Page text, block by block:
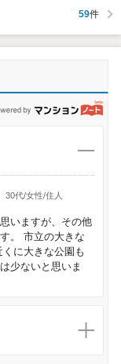
59件
30代/女性/住人
いますが、その他
。 市立の大きな
に大きな公園も
少ないと思いま